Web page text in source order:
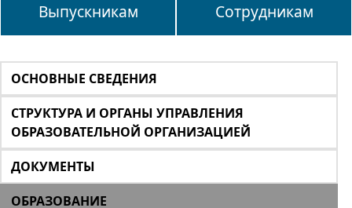
Выпускникам Сотрудникам
ОСНОВНЫЕ СВЕДЕНИЯ
СТРУКТУРА И ОРГАНЫ УПРАВЛЕНИЯ
ОБРАЗОВАТЕЛЬНОЙ ОРГАНИЗАЦИЕЙ
ДОКУМЕНТЫ
ОБРАЗОВАНИЕ